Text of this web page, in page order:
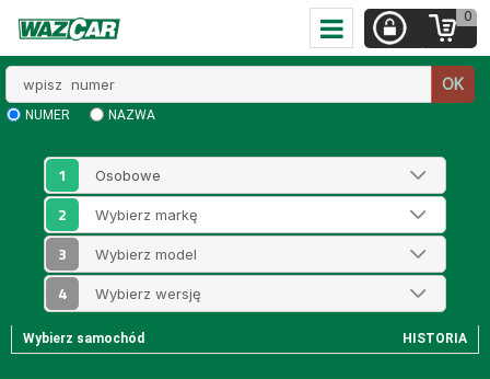
0
numer
OK
NUMER NAZWA
1
2
3
4
Wybierz samochód HISTORIA